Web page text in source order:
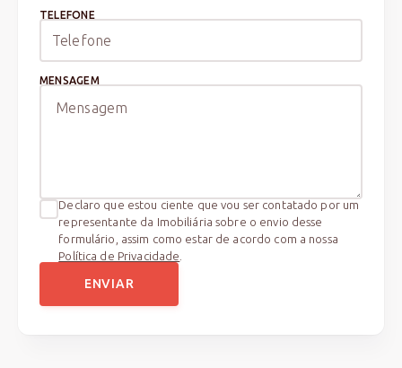
TELEFONE
MENSAGEM
Declaro que estou ciente que vou ser contatado por um
representante da Imobiliária sobre o envio desse
formulário, assim como estar de acordo com a nossa
Política de Privacidade
ENVIAR